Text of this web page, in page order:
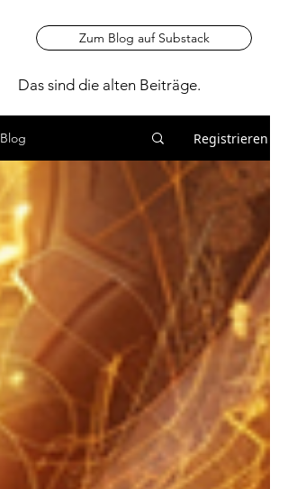
Zum Blog auf Substack
Das sind die alten Beiträge.
Blog Registrieren